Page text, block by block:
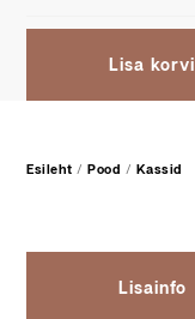
Lisa korvi
Esileht / Pood / Kassid
Lisainfo